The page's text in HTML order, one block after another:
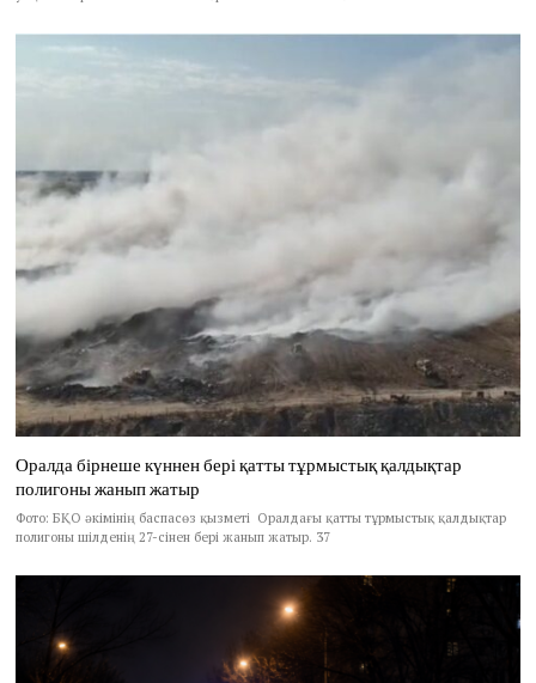
Оралда бірнеше күннен бері қатты тұрмыстық қалдықтар
полигоны жанып жатыр
Фото: БҚО әкімінің баспасөз қызметі Оралдағы қатты тұрмыстық қалдықтар
полигоны шілденің 27-сінен бері жанып жатыр. 37